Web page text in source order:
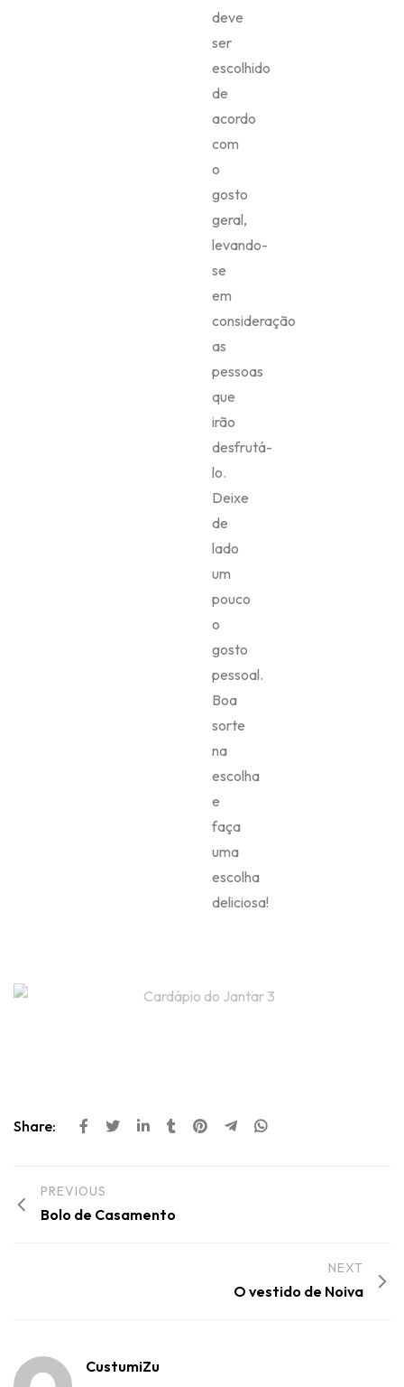
deve
ser
escolhido
de
acordo
com
o
gosto
geral,
levando-
se
em
consideração
as
pessoas
que
irão
desfrutá-
lo.
Deixe
de
lado
um
pouco
o
gosto
pessoal.
Boa
sorte
na
escolha
e
faça
uma
escolha
deliciosa!
Share:
PREVIOUS
Bolo de Casamento
NEXT
O vestido de Noiva
CustumiZu